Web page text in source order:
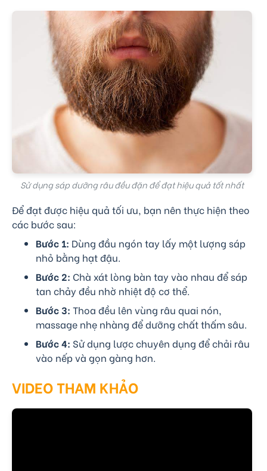
Sử dụng sáp dưỡng râu đều đặn để đạt hiệu quả tốt nhất
Để đạt được hiệu quả tối ưu, bạn nên thực hiện theo
các bước sau:
Bước 1: Dùng đầu ngón tay lấy một lượng sáp
nhỏ bằng hạt đậu.
Bước 2: Chà xát lòng bàn tay vào nhau để sáp
tan chảy đều nhờ nhiệt độ cơ thể.
Bước 3: Thoa đều lên vùng râu quai nón,
massage nhẹ nhàng để dưỡng chất thấm sâu.
Bước 4: Sử dụng lược chuyên dụng để chải râu
vào nếp và gọn gàng hơn.
VIDEO THAM KHẢO